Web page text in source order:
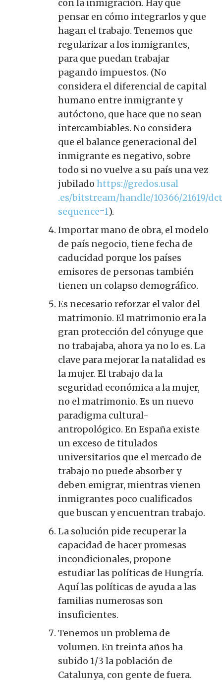
con la inmigración. Hay que
pensar en cómo integrarlos y que
hagan el trabajo. Tenemos que
regularizar a los inmigrantes,
para que puedan trabajar
pagando impuestos. (No
considera el diferencial de capital
humano entre inmigrante y
autóctono, que hace que no sean
intercambiables. No considera
que el balance generacional del
inmigrante es negativo, sobre
todo si no vuelve a su país una vez
jubilado https://gredos.usal
.es/bitstream/handle/10366/21619/
sequence=1).
Importar mano de obra, el modelo
de país negocio, tiene fecha de
caducidad porque los países
emisores de personas también
tienen un colapso demográfico.
Es necesario reforzar el valor del
matrimonio. El matrimonio era la
gran protección del cónyuge que
no trabajaba, ahora ya no lo es. La
clave para mejorar la natalidad es
la mujer. El trabajo da la
seguridad económica a la mujer,
no el matrimonio. Es un nuevo
paradigma cultural-
antropológico. En España existe
un exceso de titulados
universitarios que el mercado de
trabajo no puede absorber y
deben emigrar, mientras vienen
inmigrantes poco cualificados
que buscan y encuentran trabajo.
La solución pide recuperar la
capacidad de hacer promesas
incondicionales, propone
estudiar las políticas de Hungría.
Aquí las políticas de ayuda a las
familias numerosas son
insuficientes.
Tenemos un problema de
volumen. En treinta años ha
subido 1/3 la población de
Catalunya, con gente de fuera.